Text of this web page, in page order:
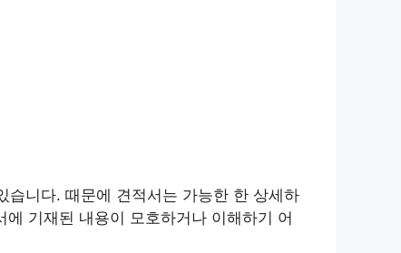
습니다. 때문에 견적서는 가능한 한 상세하
기재된 내용이 모호하거나 이해하기 어